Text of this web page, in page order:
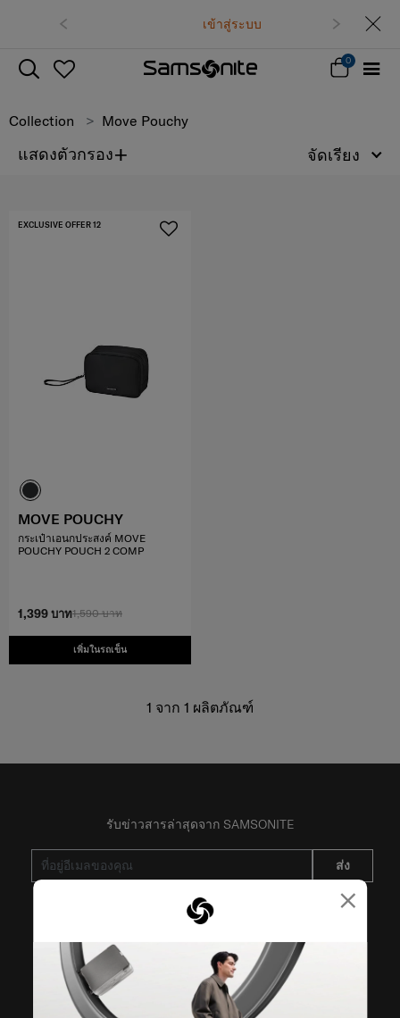
×
เข้าสู่ระบบ
0
Collection Move Pouchy
แสดงตัวกรอง+ จัดเรียง
1,590 บาท
1,399 บาท
เพิ่มในรถเข็น
EXCLUSIVE OFFER 12
MOVE POUCHY
กระเป๋าเอนกประสงค์ MOVE
POUCHY POUCH 2 COMP
1 จาก 1 ผลิตภัณฑ์
รับข่าวสารล่าสุดจาก SAMSONITE
ส่ง